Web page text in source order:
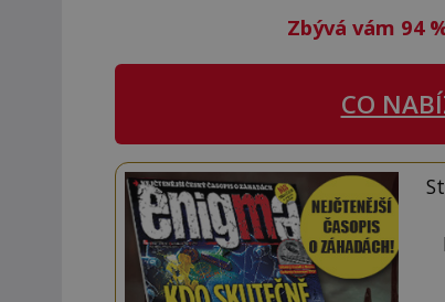
Zbývá vám 94
CO